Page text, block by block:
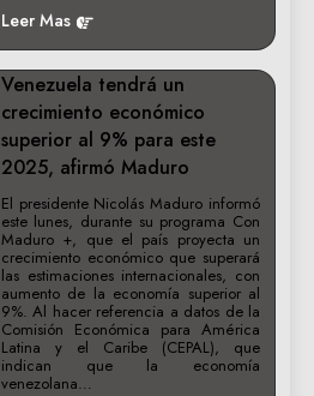
Leer Mas
Venezuela tendrá un
crecimiento económico
superior al 9% para este
2025, afirmó Maduro
El presidente Nicolás Maduro informó
este lunes, durante su programa Con
Maduro +, que el país proyecta un
crecimiento económico que superará
las estimaciones internacionales, con
aumento de la economía superior al
9%. Al hacer referencia a datos de la
Comisión Económica para América
Latina y el Caribe (CEPAL), que
indican que la economía
venezolana…